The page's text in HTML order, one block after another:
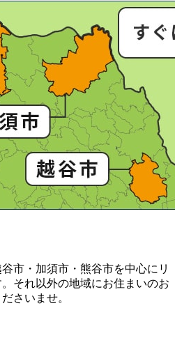
市・加須市・熊谷市を中心にリ
それ以外の地域にお住まいのお
さいませ。